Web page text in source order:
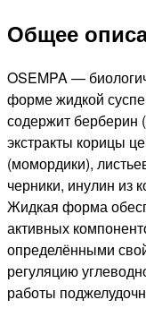
Общее
OSEMPA —
форме жидкой
содержит берберин
экстракты корицы
(момордики),
черники, инулин из
Жидкая форма
активных
определёнными
регуляцию
работы